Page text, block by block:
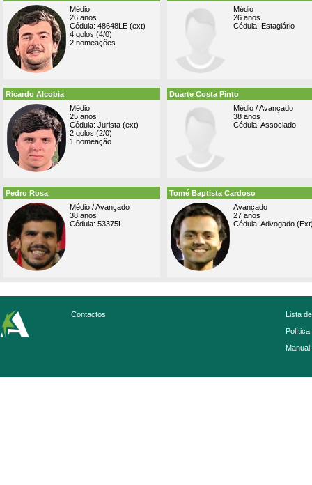
Médio
26 anos
Cédula: 48648LE (ext)
4 golos (4/0)
2 nomeações
Médio
26 anos
Cédula: Estagiário
Ricardo Alcobia
Médio
25 anos
Cédula: Jurista (ext)
2 golos (2/0)
1 nomeação
Duarte Costa Pinto
Médio / Avançado
38 anos
Cédula: Associado
Pedro Rosa
Médio / Avançado
38 anos
Cédula: 53375L
Tomé Baptista Cardoso
Avançado
27 anos
Cédula: Advogado
Contactos
Lista
Política